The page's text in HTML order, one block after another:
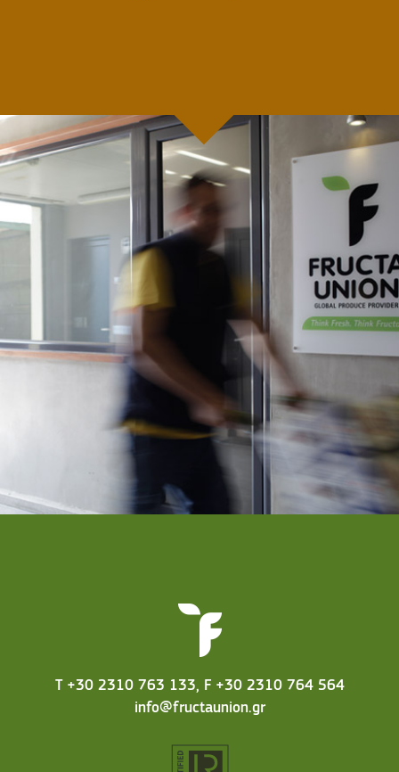
T +30 2310 763 133 F +30 2310 764 564
info@fructaunion.gr